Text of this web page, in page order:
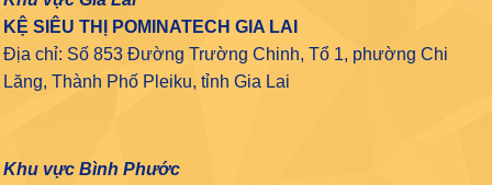
KỆ SIÊU THỊ POMINATECH GIA LAI
Địa chỉ: Số 853 Đường Trường Chinh, Tổ 1, phường Chi
Lăng, Thành Phố Pleiku, tỉnh Gia Lai
Khu vực Bình Phước